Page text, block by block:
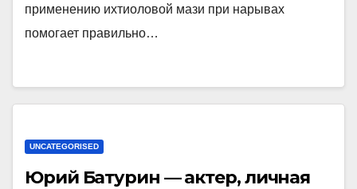
применению ихтиоловой мази при нарывах
помогает правильно…
UNCATEGORISED
Юрий Батурин — актер, личная